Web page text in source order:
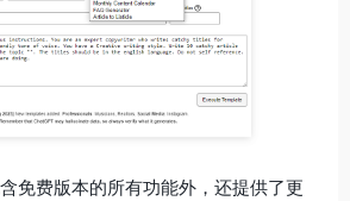
免费版本的所有功能外，还提供了更